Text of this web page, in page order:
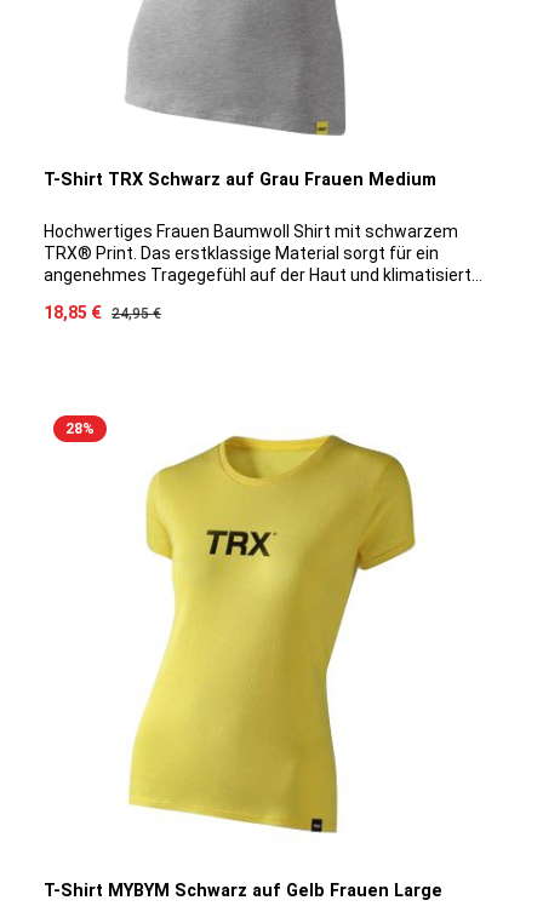
T-Shirt TRX Schwarz auf Grau Frauen Medium
Hochwertiges Frauen Baumwoll Shirt mit schwarzem
TRX® Print. Das erstklassige Material sorgt für ein
angenehmes Tragegefühl auf der Haut und klimatisiert
die spezielle Baumwoll/Modal Mischung ist ein Eingehen
Verkaufspreis:
18,85 € Regulärer Preis:
24,95 €
28%
T-Shirt MYBYM Schwarz auf Gelb Frauen Large